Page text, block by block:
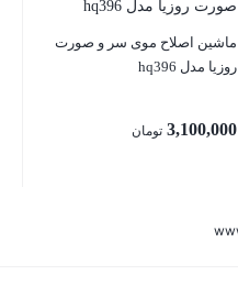
ماشین اصلاح موی سر و صورت
روزیا مدل hq396
3,100,000 تومان